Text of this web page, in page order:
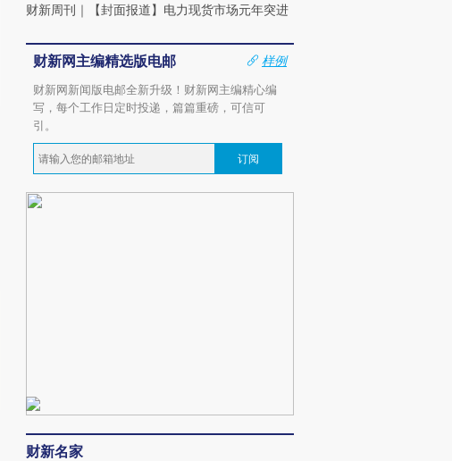
财新周刊 ｜ 【封面报道】电力现货市场元年突进
财新网主编精选版电邮
样例
财新网新闻版电邮全新升级！财新网主编精心编
写，每个工作日定时投递，篇篇重磅，可信可
引。
订阅
财新名家